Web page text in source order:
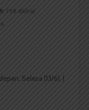
758 dilihat
Selasa (13/6). |